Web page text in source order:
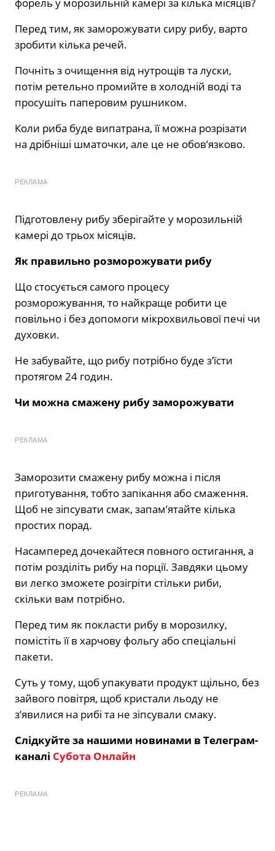
Перед тим, як заморожувати сиру рибу, варто
зробити кілька речей.
Почніть з очищення від нутрощів та луски,
потім ретельно промийте в холодній воді та
просушіть паперовим рушником.
Коли риба буде випатрана, її можна розрізати
на дрібніші шматочки, але це не обов’язково.
РЕКЛАМА
Підготовлену рибу зберігайте у морозильній
камері до трьох місяців.
Як правильно розморожувати рибу
Що стосується самого процесу
розморожування, то найкраще робити це
повільно і без допомоги мікрохвильової печі чи
духовки.
Не забувайте, що рибу потрібно буде з’їсти
протягом 24 годин.
Чи можна смажену рибу заморожувати
РЕКЛАМА
Заморозити смажену рибу можна і після
приготування, тобто запікання або смаження.
Щоб не зіпсувати смак, запам’ятайте кілька
простих порад.
Насамперед дочекайтеся повного остигання, а
потім розділіть рибу на порції. Завдяки цьому
ви легко зможете розігріти стільки риби,
скільки вам потрібно.
Перед тим як покласти рибу в морозилку,
помістіть її в харчову фольгу або спеціальні
пакети.
Суть у тому, щоб упакувати продукт щільно, без
зайвого повітря, щоб кристали льоду не
з’явилися на рибі та не зіпсували смаку.
Слідкуйте за нашими новинами в Телеграм-
каналі Субота Онлайн
РЕКЛАМА